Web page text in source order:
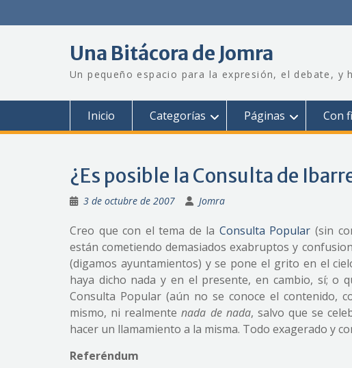
Una Bitácora de Jomra
Un pequeño espacio para la expresión, el debate, y
Inicio Categorías Páginas Con
¿Es posible la Consulta de
3 de octubre de 2007 Jomra
Creo que con el tema de la Consulta Popular (sin
están cometiendo demasiados exabruptos y
(digamos ayuntamientos) y se pone el grito en el
haya dicho nada y en el presente, en cambio, sí; o
Consulta Popular (aún no se conoce el contenido,
mismo, ni realmentenada de nada, salvo que se
hacer un llamamiento a la misma. Todo exagerado y
Referéndum